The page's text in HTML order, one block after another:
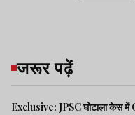
जरूर पढ़ें
Exclusive: JPSC घोटाला केस में